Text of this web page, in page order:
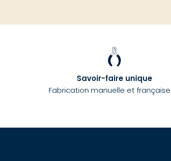
Savoir-faire unique
Fabrication manuelle et française